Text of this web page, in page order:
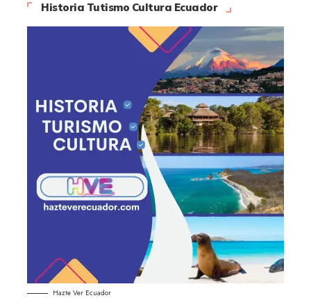
Historia Tutismo Cultura Ecuador
Hazte Ver Ecuador